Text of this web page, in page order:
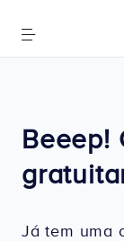
Beeep!
Já tem uma